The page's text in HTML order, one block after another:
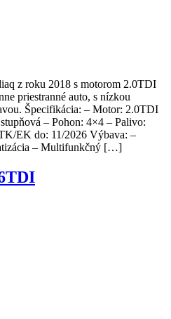
z roku 2018 s motorom 2.0TDI
priestranné auto, s nízkou
Špecifikácia: – Motor: 2.0TDI
– Pohon: 4×4 – Palivo:
EK do: 11/2026 Výbava: –
– Multifunkčný […]